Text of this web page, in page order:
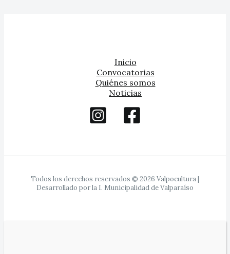
Inicio
Convocatorias
Quiénes somos
Noticias
Todos los derechos reservados © 2026 Valpocultura |
Desarrollado por la I. Municipalidad de Valparaíso